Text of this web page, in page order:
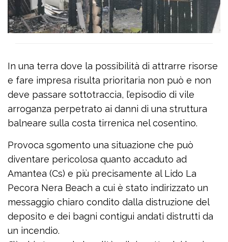
In una terra dove la possibilità di attrarre risorse
e fare impresa risulta prioritaria non può e non
deve passare sottotraccia, l’episodio di vile
arroganza perpetrato ai danni di una struttura
balneare sulla costa tirrenica nel cosentino.
Provoca sgomento una situazione che può
diventare pericolosa quanto accaduto ad
Amantea (Cs) e più precisamente al Lido La
Pecora Nera Beach a cui è stato indirizzato un
messaggio chiaro condito dalla distruzione del
deposito e dei bagni contigui andati distrutti da
un incendio.